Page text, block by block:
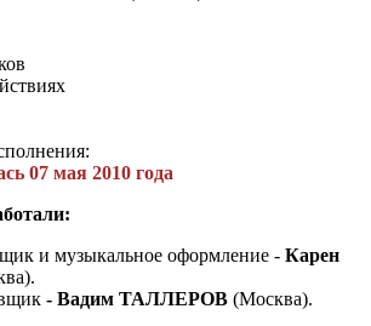
07 мая 2010 года
и музыкальное оформление - Карен
- Вадим ТАЛЛЕРОВ (Москва).